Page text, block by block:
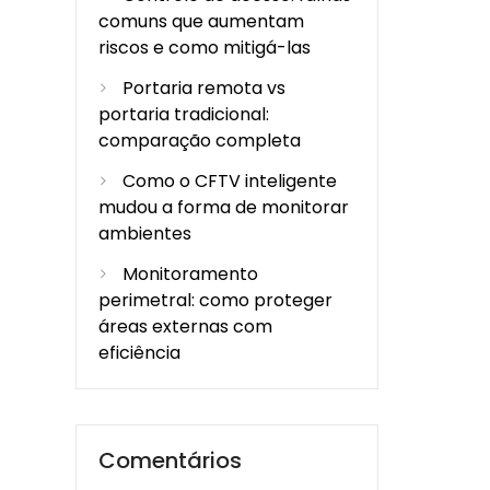
comuns que aumentam
riscos e como mitigá-las
Portaria remota vs
portaria tradicional:
comparação completa
Como o CFTV inteligente
mudou a forma de monitorar
ambientes
Monitoramento
perimetral: como proteger
áreas externas com
eficiência
Comentários